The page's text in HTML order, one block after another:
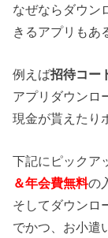
なぜならダウン
きるアプリもあ
例えば招待コー
アプリダウンロ
現金が貰えたり
下記にピックア
＆年会費無料の
そしてダウンロ
でかつ、お小遣